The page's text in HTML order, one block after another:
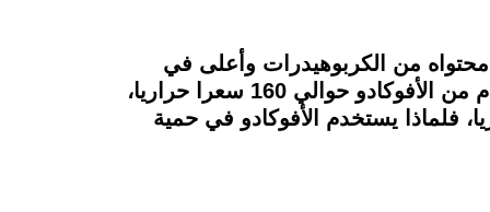
محتواه من الكربوهيدرات وأعلى في
الدهون، ولكن ماذا عن عدد السعرات الحرارية الموجودة في الأفوكادو، الحقيقة أن بكل 100 جرام من الأفوكادو حوالي 160 سعرا حراريا،
لذلك أقل قطعة من الأفوكادو تحتوي على 320 سعرا حراريا، فلماذا يستخدم الأفوكادو في حمية